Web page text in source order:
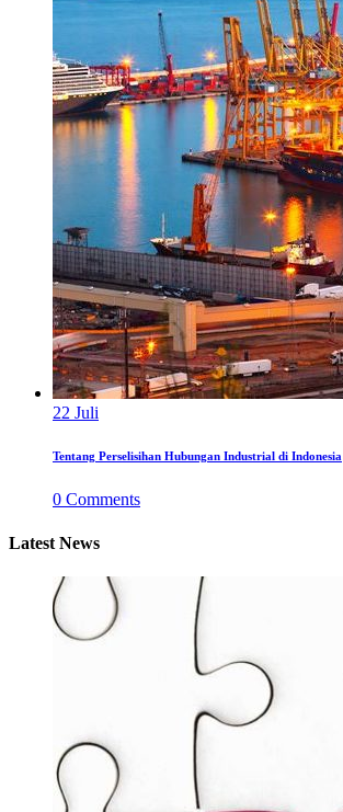
22 Juli
Tentang Perselisihan Hubungan Industrial di Indonesia
0 Comments
Latest News